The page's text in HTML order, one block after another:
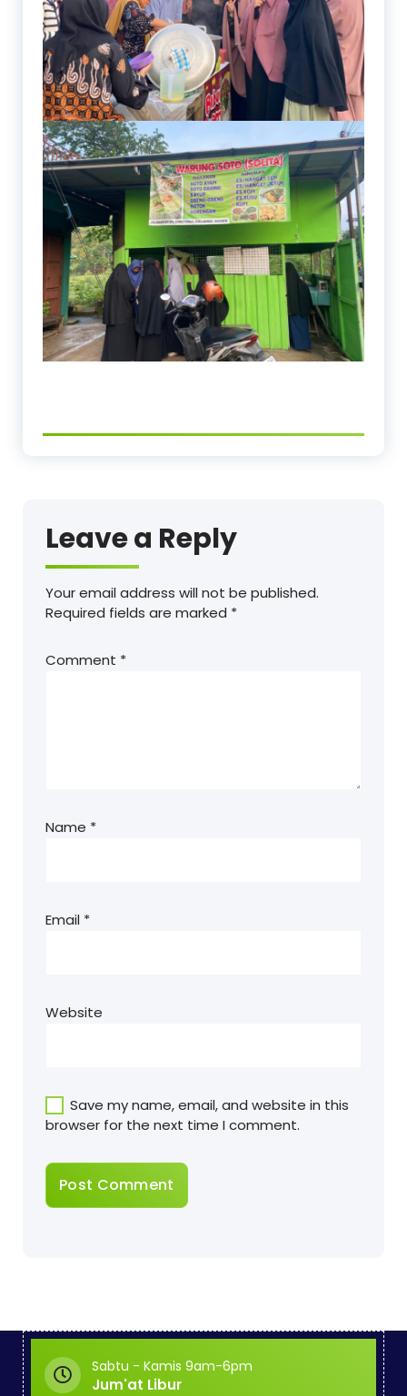
Leave a Reply
Your email address will not be published.
Required fields are marked *
Comment *
Name *
Email *
Website
Save my name, email, and website in this
browser for the next time I comment.
Sabtu - Kamis 9am-6pm
Jum'at Libur